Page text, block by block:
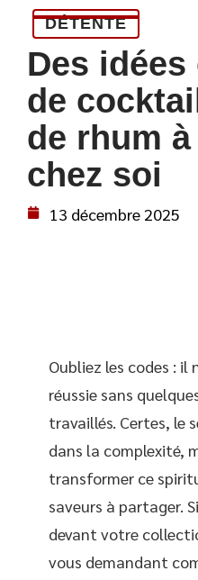
DÉTENTE
Des
de
de rhum
chez soi
13 décembre 2025
Oubliez les codes : il
réussie sans
travaillés. Certes, le
dans la complexité,
transformer ce
saveurs à partager.
devant votre
vous demandant